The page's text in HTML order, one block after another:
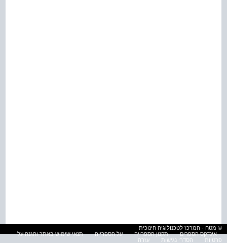
© מטח - המרכז לטכנולוגיה חינוכית
אינדקס הספרים
תקנון הספרייה על הספרייה
תנאי שימוש באתר והגנה על
פרטיות
הסדרי נגישות עזרה